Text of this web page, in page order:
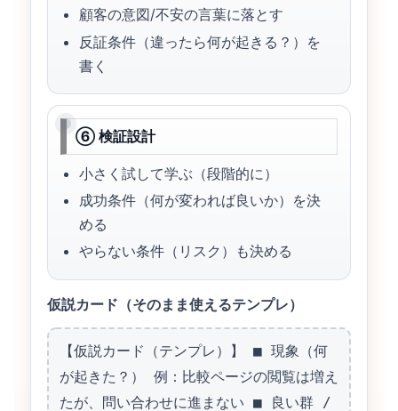
顧客の意図/不安の言葉に落とす
反証条件（違ったら何が起きる？）を
書く
⑥ 検証設計
小さく試して学ぶ（段階的に）
成功条件（何が変われば良いか）を決
める
やらない条件（リスク）も決める
仮説カード（そのまま使えるテンプレ）
【仮説カード（テンプレ）】 ■ 現象（何
が起きた？） 例：比較ページの閲覧は増え
たが、問い合わせに進まない ■ 良い群 /